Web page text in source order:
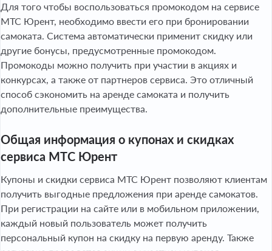
Для того чтобы воспользоваться промокодом на сервисе
МТС Юрент, необходимо ввести его при бронировании
самоката. Система автоматически применит скидку или
другие бонусы, предусмотренные промокодом.
Промокоды можно получить при участии в акциях и
конкурсах, а также от партнеров сервиса. Это отличный
способ сэкономить на аренде самоката и получить
дополнительные преимущества.
Общая информация о купонах и скидках
сервиса МТС Юрент
Купоны и скидки сервиса МТС Юрент позволяют клиентам
получить выгодные предложения при аренде самокатов.
При регистрации на сайте или в мобильном приложении,
каждый новый пользователь может получить
персональный купон на скидку на первую аренду. Также